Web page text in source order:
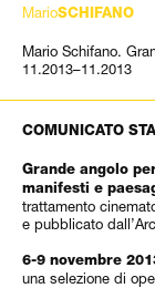
MarioSCHIFANO
Mario Schifano.
11.2013–11.2013
COMUNICATO
Grande angolo
manifesti e
trattamento
e pubblicato
6-9 novembre
una selezione di